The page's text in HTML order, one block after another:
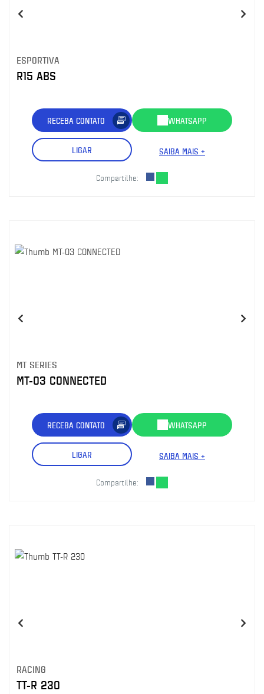
ESPORTIVA
R15 ABS
RECEBA CONTATO WHATSAPP
LIGAR SAIBA MAIS +
Compartilhe:
MT SERIES
MT-03 CONNECTED
RECEBA CONTATO WHATSAPP
LIGAR SAIBA MAIS +
Compartilhe:
RACING
TT-R 230